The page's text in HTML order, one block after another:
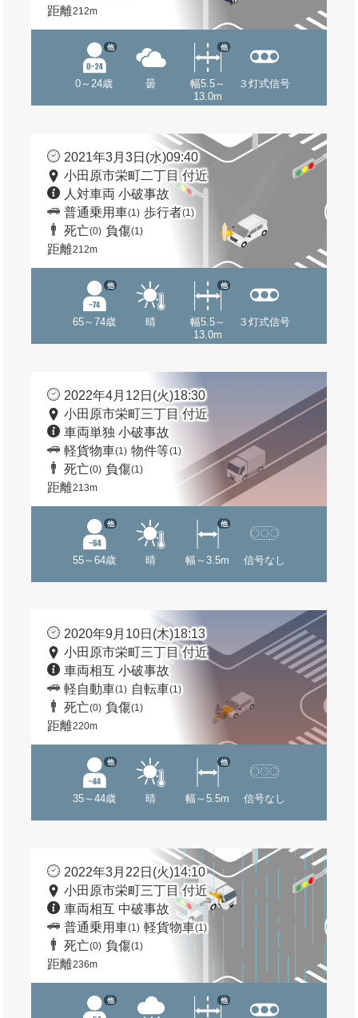
距離212m
0～24歳
他
曇
幅5.5～
13.0m
他
３灯式信号
2021年3月3日(水)09:40
小田原市栄町二丁目 付近
人対車両 小破事故
普通乗用車(1) 歩行者(1)
死亡(0) 負傷(1)
距離212m
65～74歳
他
晴
幅5.5～
13.0m
他
３灯式信号
2022年4月12日(火)18:30
小田原市栄町三丁目 付近
車両単独 小破事故
軽貨物車(1) 物件等(1)
死亡(0) 負傷(1)
距離213m
55～64歳
他
晴 幅～3.5m
他
信号なし
2020年9月10日(木)18:13
小田原市栄町三丁目 付近
車両相互 小破事故
軽自動車(1) 自転車(1)
死亡(0) 負傷(1)
距離220m
35～44歳
他
晴 幅～5.5m
他
信号なし
2022年3月22日(火)14:10
小田原市栄町三丁目 付近
車両相互 中破事故
普通乗用車(1) 軽貨物車(1)
死亡(0) 負傷(1)
距離236m
他 他